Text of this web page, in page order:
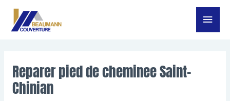
Aller
contenu
Menu
Reparer pied de cheminee Saint-
Chinian